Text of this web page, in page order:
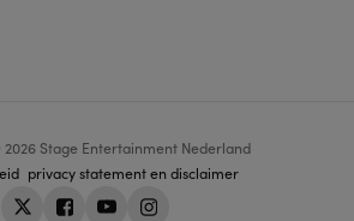
Stage Entertainment Nederland
privacy statement en disclaimer